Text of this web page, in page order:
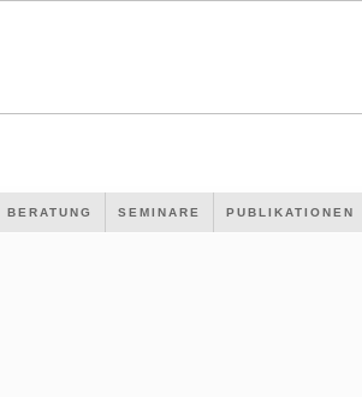
BERATUNG SEMINARE PUBLIKATIONEN